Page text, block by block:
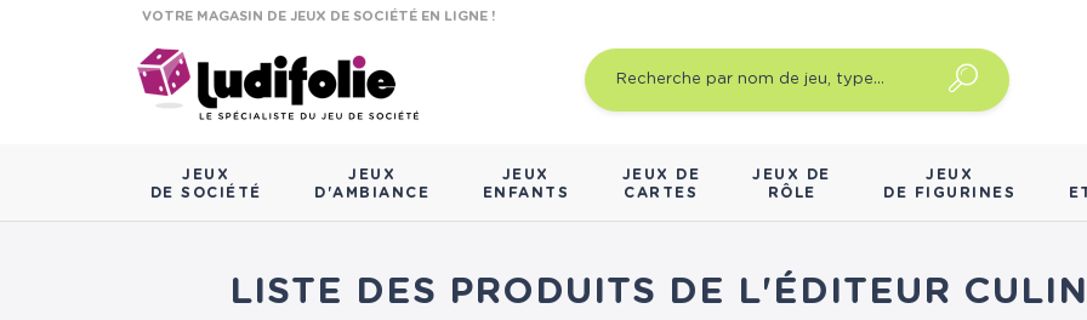
VOTRE MAGASIN DE JEUX DE SOCIÉTÉ EN LIGNE !
JEUX
DE SOCIÉTÉ
JEUX
D'AMBIANCE
JEUX
ENFANTS
JEUX DE
CARTES
JEUX DE
RÔLE
JEUX
DE FIGURINES
LISTE DES PRODUITS DE L'ÉDITEUR